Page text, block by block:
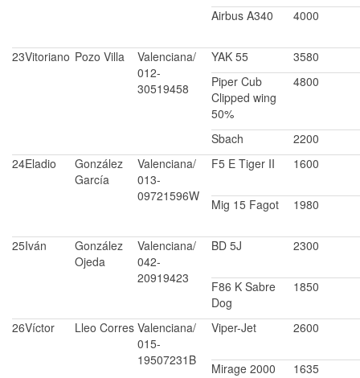
Airbus A340 4000
23Vitoriano Pozo Villa
Valenciana/
012-
30519458
YAK 55
3580
Piper Cub
Clipped wing
50%
4800
Sbach
2200
24Eladio
González
García
Valenciana/
013-
09721596W
F5 E Tiger II 1600
Mig 15 Fagot 1980
25Iván
González
Ojeda
Valenciana/
042-
20919423
BD 5J 2300
F86 K Sabre
Dog
1850
26Víctor Lleo Corres Valenciana/
015-
19507231B
Viper-Jet 2600
Mirage 2000 1635